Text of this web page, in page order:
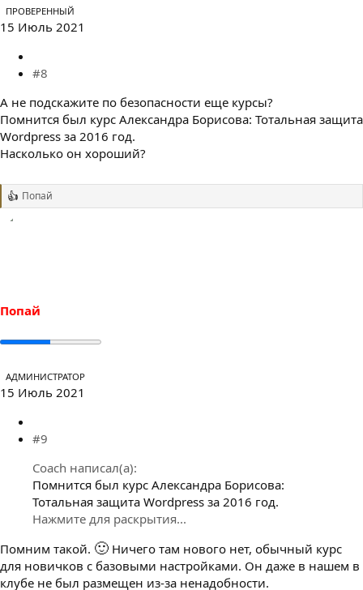
ПРОВЕРЕННЫЙ
15 Июль 2021
#8
А не подскажите по безопасности еще курсы?
Помнится был курс Александра Борисова: Тотальная защита
Wordpress за 2016 год.
Насколько он хороший?
Р
Попай
Попай
АДМИНИСТРАТОР
15 Июль 2021
#9
Coach написал(а):
Помнится был курс Александра Борисова:
Тотальная защита Wordpress за 2016 год.
Нажмите для раскрытия...
Помним такой. 🙂 Ничего там нового нет, обычный курс
для новичков с базовыми настройками. Он даже в нашем в
клубе не был размещен из-за ненадобности.